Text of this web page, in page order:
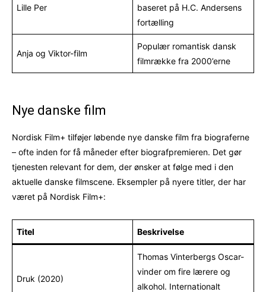
Lille Per
baseret på H.C. Andersens
fortælling
Anja og Viktor-film
Populær romantisk dansk
filmrække fra 2000’erne
Nye danske film
Nordisk Film+ tilføjer løbende nye danske film fra biograferne
– ofte inden for få måneder efter biografpremieren. Det gør
tjenesten relevant for dem, der ønsker at følge med i den
aktuelle danske filmscene. Eksempler på nyere titler, der har
været på Nordisk Film+:
Titel Beskrivelse
Druk (2020)
Thomas Vinterbergs Oscar-
vinder om fire lærere og
alkohol. Internationalt